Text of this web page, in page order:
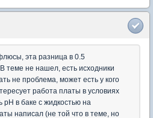
эта разница в 0.5
теме не нашел, есть исходники
не проблема, может есть у кого
работа платы в условиях
в баке с жидкостью на
написал (не той что в теме, но